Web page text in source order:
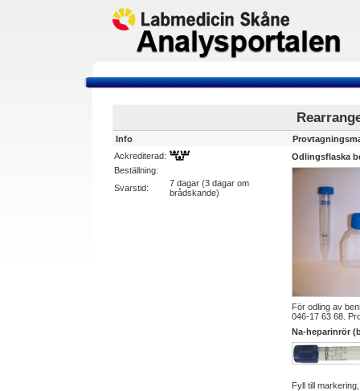
Info
Ackrediterad:
Beställning:
Svarstid:
7 dagar (3 dagar om
brådskande)
Odlingsflaska
För odling av
046-17 63 68.
Na-heparinrör
Fyll till